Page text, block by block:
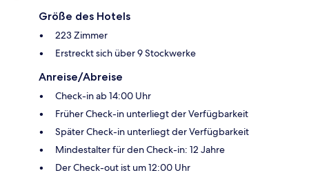
Größe des Hotels
223 Zimmer
Erstreckt sich über 9 Stockwerke
Anreise/Abreise
Check-in ab 14:00 Uhr
Früher Check-in unterliegt der Verfügbarkeit
Später Check-in unterliegt der Verfügbarkeit
Mindestalter für den Check-in: 12 Jahre
Der Check-out ist um 12:00 Uhr